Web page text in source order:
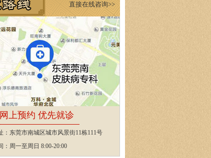
直接在线咨询>>
网上预约 优先就诊
：东莞市南城区城市风景街11栋111号
：周一至周日 8:00-20:00